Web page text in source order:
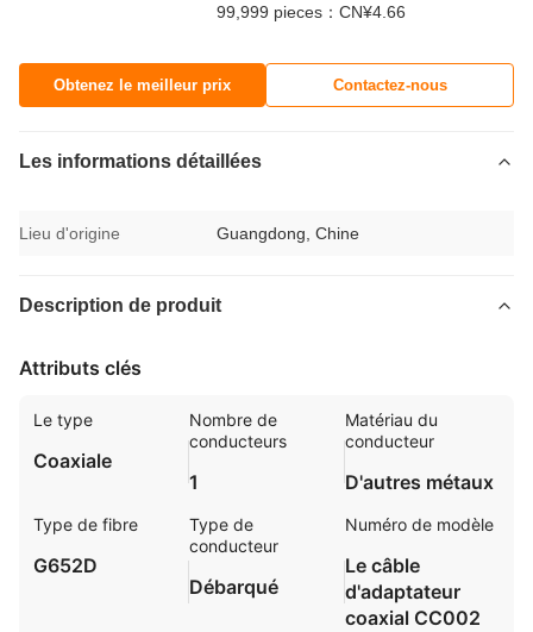
99,999 pieces：CN¥4.66
Obtenez le meilleur prix Contactez-nous
Les informations détaillées
Lieu d'origine Guangdong, Chine
Description de produit
Attributs clés
Le type
Coaxiale
Nombre de
conducteurs
1
Matériau du
conducteur
D'autres métaux
Type de fibre
G652D
Type de
conducteur
Débarqué
Numéro de modèle
Le câble
d'adaptateur
coaxial CC002